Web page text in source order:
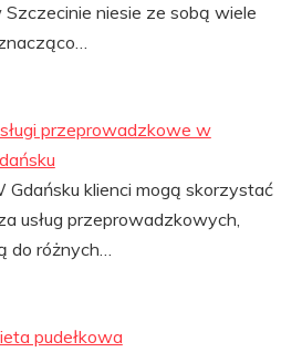
Szczecinie niesie ze sobą wiele
przeprowadzkowe w
Gdańsku klienci mogą skorzystać
usług przeprowadzkowych,
do różnych…
pudełkowa